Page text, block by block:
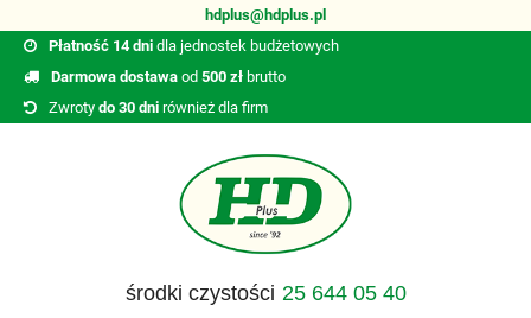
hdplus@hdplus.pl
Płatność 14 dni dla jednostek budżetowych
Darmowa dostawa od 500 zł brutto
Zwroty do 30 dni również dla firm
środki czystości 25 644 05 40